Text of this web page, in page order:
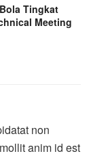
Tingkat
Meeting
non
anim id est